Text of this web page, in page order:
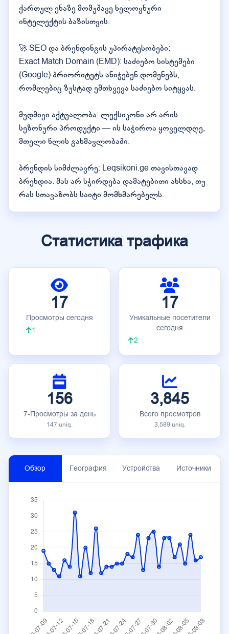
ქართულ ენაზე მომუშავე ხელოვნური
ინტელექტის ბაზისთვის.
🚀 SEO და ბრენდინგის უპირატესობები:
Exact Match Domain (EMD): საძიებო სისტემები
(Google) პრიორიტეტს ანიჭებენ დომენებს,
რომლებიც ზუსტად ემთხვევა საძიებო სიტყვას.
მუდმივი აქტუალობა: ლექსიკონი არ არის
სეზონური პროდუქტი — ის საჭიროა ყოველდღე,
მთელი წლის განმავლობაში.
ბრენდის სიმძლავრე: Leqsikoni.ge თავისთავად
ბრენდია. მას არ სჭირდება დამატებითი ახსნა, თუ
რას სთავაზობს საიტი მომხმარებელს.
Статистика трафика
17
Просмотры сегодня
1
17
Уникальные посетители
сегодня
2
156
7-Просмотры за день
147 uniq.
3,845
Всего просмотров
3,589 uniq.
Обзор География Устройства Источники